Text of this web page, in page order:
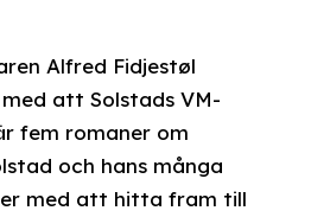
Alfred Fidjestøl
att Solstads VM-
fem romaner om
och hans många
med att hitta fram till